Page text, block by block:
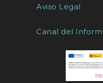
Aviso Legal
Canal del